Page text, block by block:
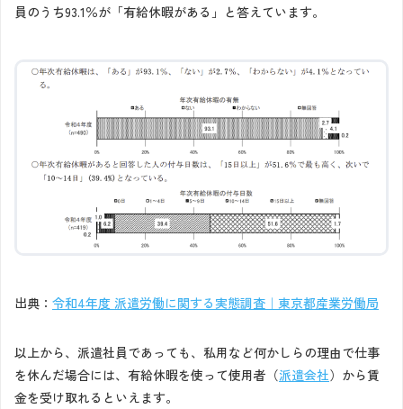
員のうち93.1％が「有給休暇がある」と答えています。
出典： 令和4年度 派遣労働に関する実態調査｜東京都産業労働局
以上から、派遣社員であっても、私用など何かしらの理由で仕事
を休んだ場合には、有給休暇を使って使用者（派遣会社）から賃
金を受け取れるといえます。